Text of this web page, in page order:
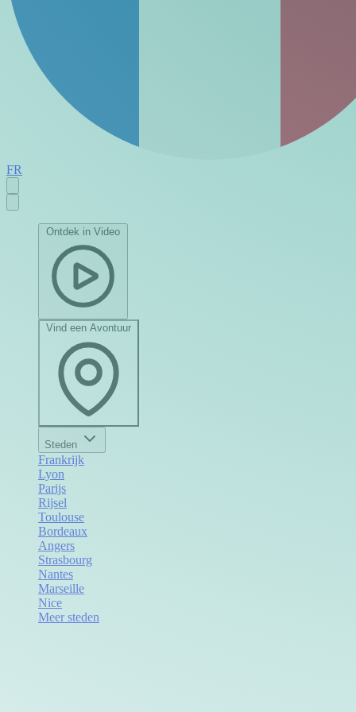
FR
Ontdek in Video
Vind een Avontuur
Steden
Frankrijk
Lyon
Parijs
Rijsel
Toulouse
Bordeaux
Angers
Strasbourg
Nantes
Marseille
Nice
Meer steden